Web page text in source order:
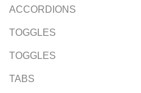
ACCORDIONS
TOGGLES
TOGGLES
TABS